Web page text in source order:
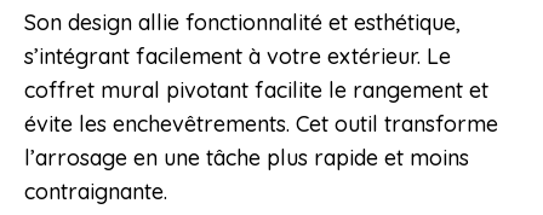
Son design allie fonctionnalité et esthétique,
s’intégrant facilement à votre extérieur. Le
coffret mural pivotant facilite le rangement et
évite les enchevêtrements. Cet outil transforme
l’arrosage en une tâche plus rapide et moins
contraignante.